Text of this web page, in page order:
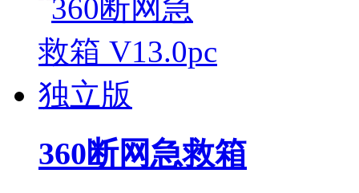
360断网急救箱